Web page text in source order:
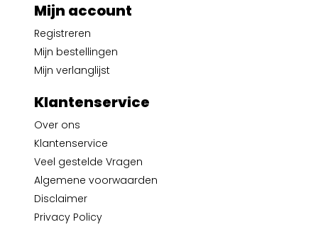
Mijn account
Registreren
Mijn bestellingen
Mijn verlanglijst
Klantenservice
Over ons
Klantenservice
Veel gestelde Vragen
Algemene voorwaarden
Disclaimer
Privacy Policy